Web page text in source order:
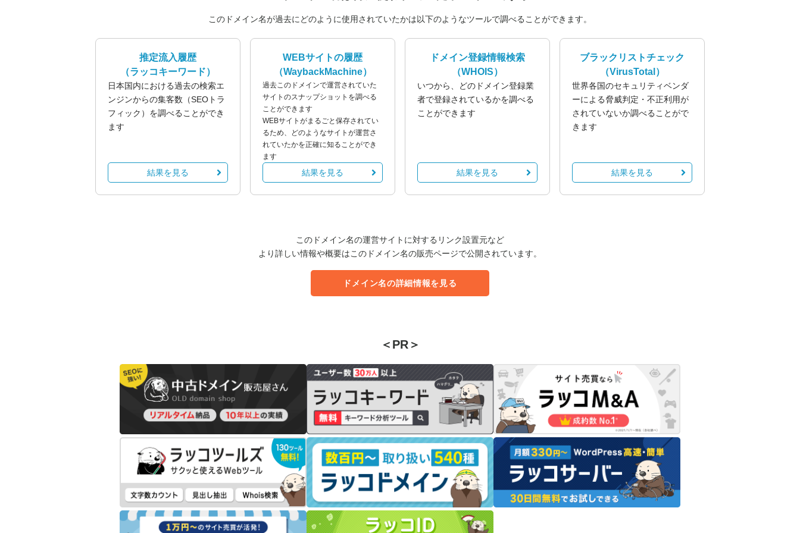
このドメイン名が過去にどのように使用されていたかは以下のようなツールで調べることができます。
推定流入履歴
（ラッコキーワード）
日本国内における過去の検索エ
ンジンからの集客数（SEOトラ
フィック）を調べることができ
ます
結果を見る
WEBサイトの履歴
（WaybackMachine）
過去このドメインで運営されていた
サイトのスナップショットを調べる
ことができます
WEBサイトがまるごと保存されてい
るため、どのようなサイトが運営さ
れていたかを正確に知ることができ
ます
結果を見る
ドメイン登録情報検索
（WHOIS）
いつから、どのドメイン登録業
者で登録されているかを調べる
ことができます
結果を見る
ブラックリストチェック
（VirusTotal）
世界各国のセキュリティベンダ
ーによる脅威判定・不正利用が
されていないか調べることがで
きます
結果を見る
このドメイン名の運営サイトに対するリンク設置元など
より詳しい情報や概要はこのドメイン名の販売ページで公開されています。
ドメイン名の詳細情報を見る
＜PR＞